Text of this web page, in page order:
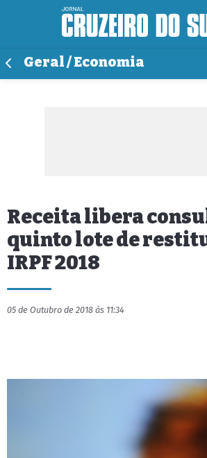
Geral / Economia
Receita libera
quinto lote de
IRPF 2018
05 de Outubro de 2018 às 11:34